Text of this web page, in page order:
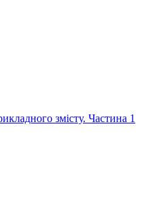
змісту. Частина 1